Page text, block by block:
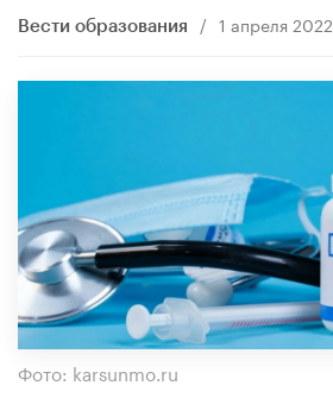
Вести образования / 1 апреля 2022
Фото: karsunmo.ru